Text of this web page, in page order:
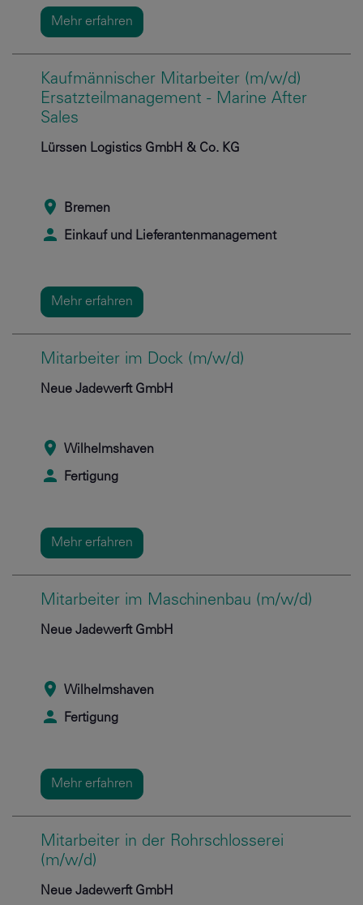
Mehr erfahren
Kaufmännischer Mitarbeiter (m/w/d)
Ersatzteilmanagement - Marine After
Sales
Lürssen Logistics GmbH & Co. KG
Bremen
Einkauf und Lieferantenmanagement
Mehr erfahren
Mitarbeiter im Dock (m/w/d)
Neue Jadewerft GmbH
Wilhelmshaven
Fertigung
Mehr erfahren
Mitarbeiter im Maschinenbau (m/w/d)
Neue Jadewerft GmbH
Wilhelmshaven
Fertigung
Mehr erfahren
Mitarbeiter in der Rohrschlosserei
(m/w/d)
Neue Jadewerft GmbH